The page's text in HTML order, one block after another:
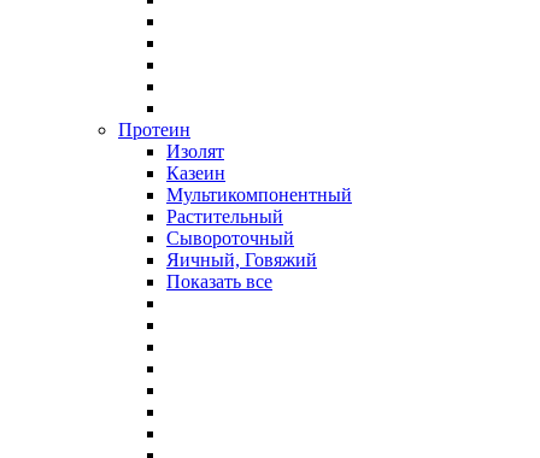
Протеин
Изолят
Казеин
Мультикомпонентный
Растительный
Сывороточный
Яичный, Говяжий
Показать все